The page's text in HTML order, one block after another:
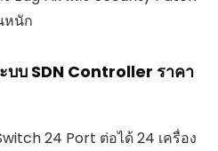
หนัก
บ SDN Controller ราคา
24 Port ต่อได้ 24 เครื่อง